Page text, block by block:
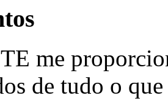
me
de tudo o